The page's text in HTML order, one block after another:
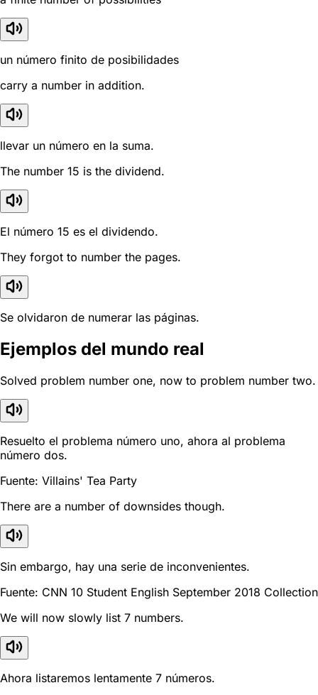
un número finito de posibilidades
carry a number in addition.
llevar un número en la suma.
The number 15 is the dividend.
El número 15 es el dividendo.
They forgot to number the pages.
Se olvidaron de numerar las páginas.
Ejemplos del mundo real
Solved problem number one, now to problem number two.
Resuelto el problema número uno, ahora al problema
número dos.
Fuente: Villains' Tea Party
There are a number of downsides though.
Sin embargo, hay una serie de inconvenientes.
Fuente: CNN 10 Student English September 2018 Collection
We will now slowly list 7 numbers.
Ahora listaremos lentamente 7 números.